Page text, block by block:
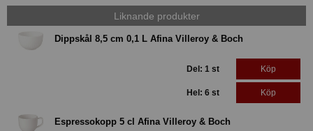
Liknande produkter
Dippskål 8,5 cm 0,1 L Afina Villeroy & Boch
Del: 1 st Köp
Hel: 6 st Köp
Espressokopp 5 cl Afina Villeroy & Boch